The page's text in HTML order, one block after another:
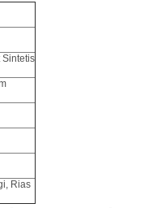
Sintetis
Rias